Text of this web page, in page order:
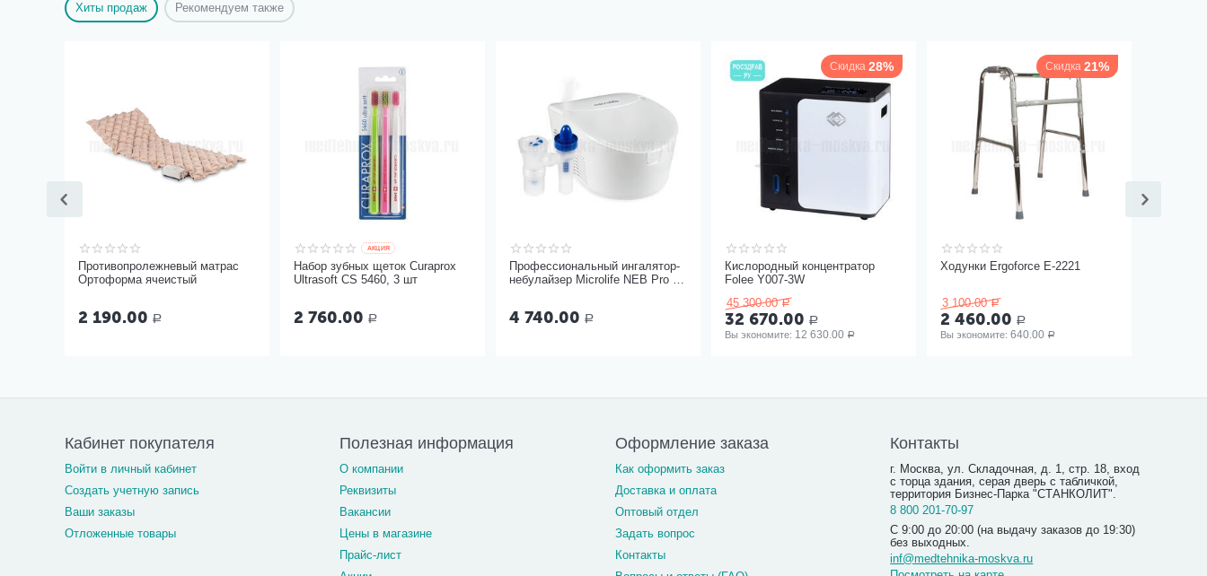
Хиты продаж Рекомендуем также
Противопролежневый матрас
Ортоформа ячеистый
2 190.00 Р
AКЦИЯ
Набор зубных щеток Curaprox
Ultrasoft CS 5460, 3 шт
2 760.00 Р
Профессиональный ингалятор-
небулайзер Microlife NEB Pro 2
4 740.00 Р
Скидка 28%
Кислородный концентратор
Folee Y007-3W
45 300.00 Р
32 670.00 Р
Вы экономите: 12 630.00 Р
Скидка 21%
Ходунки Ergoforce Е-2221
3 100.00 Р
2 460.00 Р
Вы экономите: 640.00 Р
Кабинет покупателя
Войти в личный кабинет
Создать учетную запись
Ваши заказы
Отложенные товары
Полезная информация
О компании
Реквизиты
Вакансии
Цены в магазине
Прайс-лист
Оформление заказа
Как оформить заказ
Доставка и оплата
Оптовый отдел
Задать вопрос
Контакты
Контакты
г. Москва, ул. Складочная, д. 1, стр. 18, вход
с торца здания, серая дверь с табличкой,
территория Бизнес-Парка "СТАНКОЛИТ".
8 800 201-70-97
С 9:00 до 20:00 (на выдачу заказов до 19:30)
без выходных.
inf@medtehnika-moskva.ru